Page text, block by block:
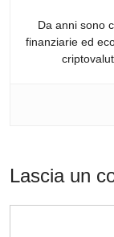
Da anni sono
finanziarie ed
Lascia un